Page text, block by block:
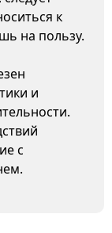
к
на пользу.
и
с